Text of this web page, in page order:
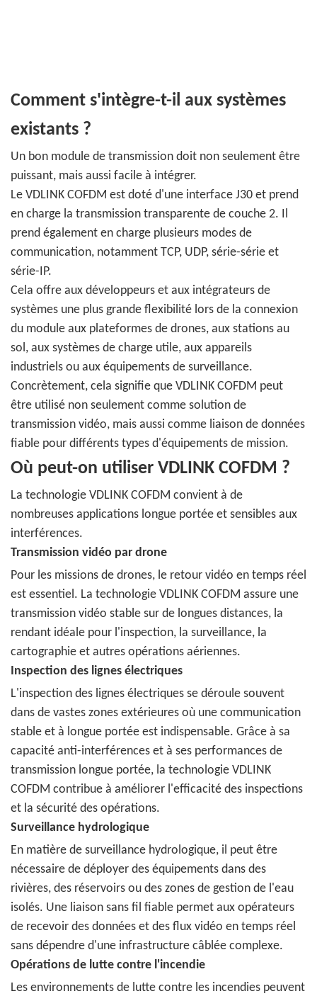
Comment s'intègre-t-il aux systèmes
existants ?
Un bon module de transmission doit non seulement être
puissant, mais aussi facile à intégrer.
Le VDLINK COFDM est doté d'une interface J30 et prend
en charge la transmission transparente de couche 2. Il
prend également en charge plusieurs modes de
communication, notamment TCP, UDP, série-série et
série-IP.
Cela offre aux développeurs et aux intégrateurs de
systèmes une plus grande flexibilité lors de la connexion
du module aux plateformes de drones, aux stations au
sol, aux systèmes de charge utile, aux appareils
industriels ou aux équipements de surveillance.
Concrètement, cela signifie que VDLINK COFDM peut
être utilisé non seulement comme solution de
transmission vidéo, mais aussi comme liaison de données
fiable pour différents types d'équipements de mission.
Où peut-on utiliser VDLINK COFDM ?
La technologie VDLINK COFDM convient à de
nombreuses applications longue portée et sensibles aux
interférences.
Transmission vidéo par drone
Pour les missions de drones, le retour vidéo en temps réel
est essentiel. La technologie VDLINK COFDM assure une
transmission vidéo stable sur de longues distances, la
rendant idéale pour l'inspection, la surveillance, la
cartographie et autres opérations aériennes.
Inspection des lignes électriques
L'inspection des lignes électriques se déroule souvent
dans de vastes zones extérieures où une communication
stable et à longue portée est indispensable. Grâce à sa
capacité anti-interférences et à ses performances de
transmission longue portée, la technologie VDLINK
COFDM contribue à améliorer l'efficacité des inspections
et la sécurité des opérations.
Surveillance hydrologique
En matière de surveillance hydrologique, il peut être
nécessaire de déployer des équipements dans des
rivières, des réservoirs ou des zones de gestion de l'eau
isolés. Une liaison sans fil fiable permet aux opérateurs
de recevoir des données et des flux vidéo en temps réel
sans dépendre d'une infrastructure câblée complexe.
Opérations de lutte contre l'incendie
Les environnements de lutte contre les incendies peuvent